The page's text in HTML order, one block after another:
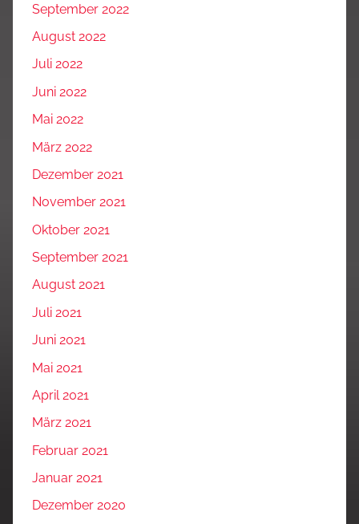
September 2022
August 2022
Juli 2022
Juni 2022
Mai 2022
März 2022
Dezember 2021
November 2021
Oktober 2021
September 2021
August 2021
Juli 2021
Juni 2021
Mai 2021
April 2021
März 2021
Februar 2021
Januar 2021
Dezember 2020